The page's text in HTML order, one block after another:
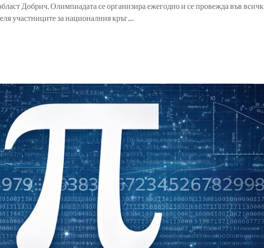
Добрич. Олимпиадата се организира ежегодно и се провежда във
участниците за националния кръг....